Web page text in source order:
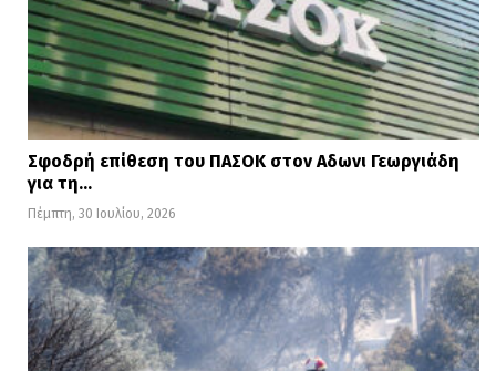
Σφοδρή επίθεση του ΠΑΣΟΚ στον Αδωνι Γεωργιάδη
για τη…
Πέμπτη, 30 Ιουλίου, 2026